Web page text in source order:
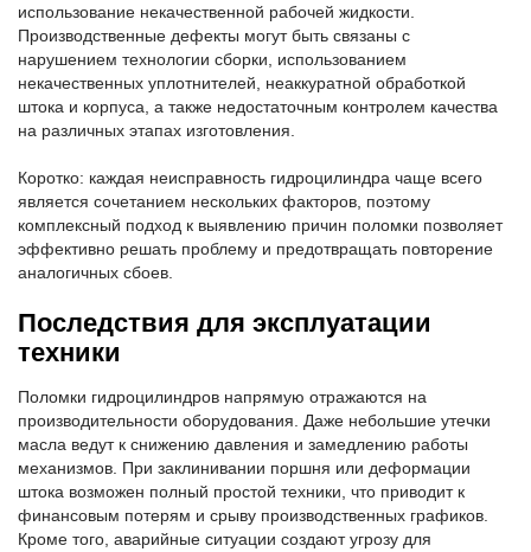
использование некачественной рабочей жидкости.
Производственные дефекты могут быть связаны с
нарушением технологии сборки, использованием
некачественных уплотнителей, неаккуратной обработкой
штока и корпуса, а также недостаточным контролем качества
на различных этапах изготовления.
Коротко: каждая неисправность гидроцилиндра чаще всего
является сочетанием нескольких факторов, поэтому
комплексный подход к выявлению причин поломки позволяет
эффективно решать проблему и предотвращать повторение
аналогичных сбоев.
Последствия для эксплуатации
техники
Поломки гидроцилиндров напрямую отражаются на
производительности оборудования. Даже небольшие утечки
масла ведут к снижению давления и замедлению работы
механизмов. При заклинивании поршня или деформации
штока возможен полный простой техники, что приводит к
финансовым потерям и срыву производственных графиков.
Кроме того, аварийные ситуации создают угрозу для